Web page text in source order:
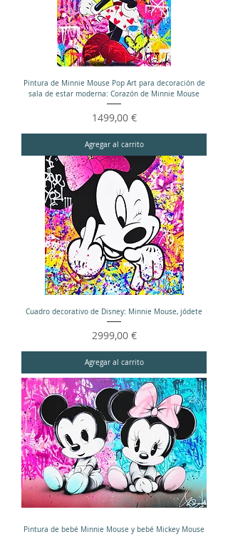
Pintura de Minnie Mouse Pop Art para decoración de
sala de estar moderna: Corazón de Minnie Mouse
Precio
1499,00 €
Agregar al carrito
Cuadro decorativo de Disney: Minnie Mouse, jódete
Precio
2999,00 €
Agregar al carrito
Pintura de bebé Minnie Mouse y bebé Mickey Mouse